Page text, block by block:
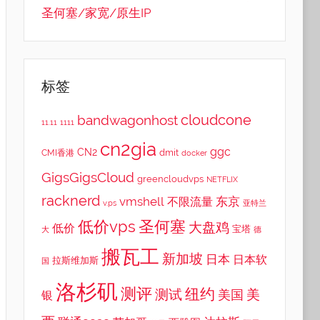
圣何塞/家宽/原生IP
标签
11.11 1111 bandwagonhostcloudcone
CMI香港 CN2 cn2gia dmit docker ggc
GigsGigsCloud greencloudvps NETFLIX
racknerd v.ps vmshell 不限流量 东京 亚特兰
大 低价 低价vps 圣何塞 大盘鸡 宝塔 德
国 拉斯维加斯 搬瓦工 新加坡 日本 日本软
银 洛杉矶 测评测试纽约 美国 美